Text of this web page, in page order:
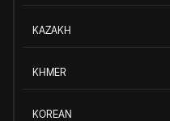
KAZAKH
KHMER
KOREAN